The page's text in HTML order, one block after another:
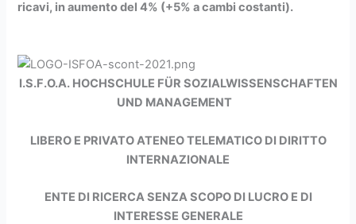
ricavi, in aumento del 4% (+5% a cambi costanti).
I.S.F.O.A. HOCHSCHULE FÜR SOZIALWISSENSCHAFTEN
UND MANAGEMENT
LIBERO E PRIVATO ATENEO TELEMATICO DI DIRITTO
INTERNAZIONALE
ENTE DI RICERCA SENZA SCOPO DI LUCRO E DI
INTERESSE GENERALE